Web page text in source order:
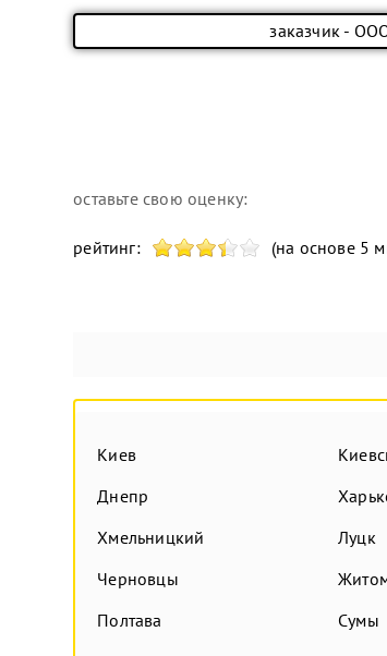
заказчик -
оставьте свою оценку:
рейтинг: (на основе 5
Киев
Днепр
Хмельницкий
Луцк
Черновцы
Полтава
Сумы